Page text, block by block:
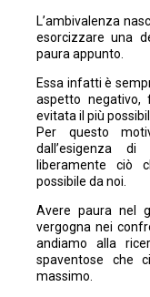
L’ambivalenza
esorcizzare una
paura appunto.
Essa infatti è
aspetto negativo,
evitata il più
Per questo
dall’esigenza
liberamente ciò
possibile da noi.
Avere paura nel
vergogna nei
andiamo alla
spaventose che
massimo.